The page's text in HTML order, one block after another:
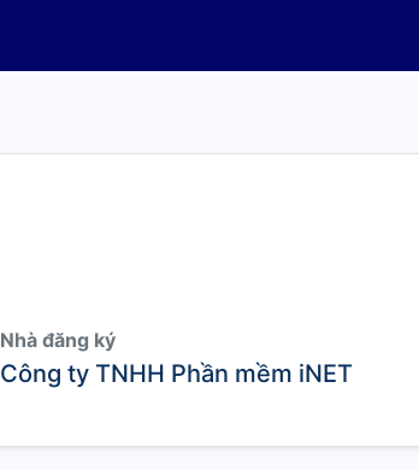
Nhà đăng ký
Công ty TNHH Phần mềm iNET